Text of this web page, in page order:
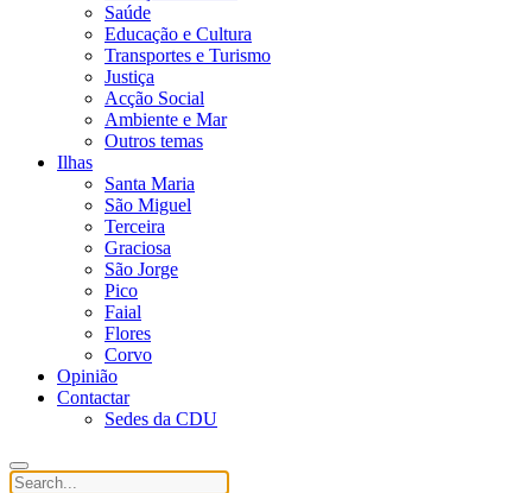
Saúde
Educação e Cultura
Transportes e Turismo
Justiça
Acção Social
Ambiente e Mar
Outros temas
Ilhas
Santa Maria
São Miguel
Terceira
Graciosa
São Jorge
Pico
Faial
Flores
Corvo
Opinião
Contactar
Sedes da CDU